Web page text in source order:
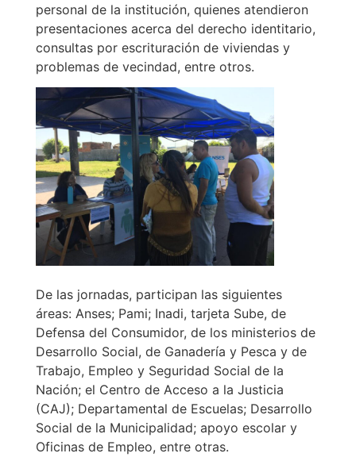
personal de la institución, quienes atendieron
presentaciones acerca del derecho identitario,
consultas por escrituración de viviendas y
problemas de vecindad, entre otros.
De las jornadas, participan las siguientes
áreas: Anses; Pami; Inadi, tarjeta Sube, de
Defensa del Consumidor, de los ministerios de
Desarrollo Social, de Ganadería y Pesca y de
Trabajo, Empleo y Seguridad Social de la
Nación; el Centro de Acceso a la Justicia
(CAJ); Departamental de Escuelas; Desarrollo
Social de la Municipalidad; apoyo escolar y
Oficinas de Empleo, entre otras.